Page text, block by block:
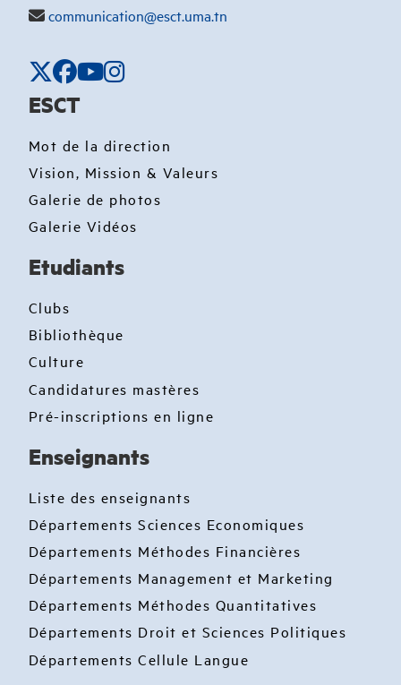
communication@esct.uma.tn
ESCT
Mot de la direction
Vision, Mission & Valeurs
Galerie de photos
Galerie Vidéos
Etudiants
Clubs
Bibliothèque
Culture
Candidatures mastères
Pré-inscriptions en ligne
Enseignants
Liste des enseignants
Départements Sciences Economiques
Départements Méthodes Financières
Départements Management et Marketing
Départements Méthodes Quantitatives
Départements Droit et Sciences Politiques
Départements Cellule Langue